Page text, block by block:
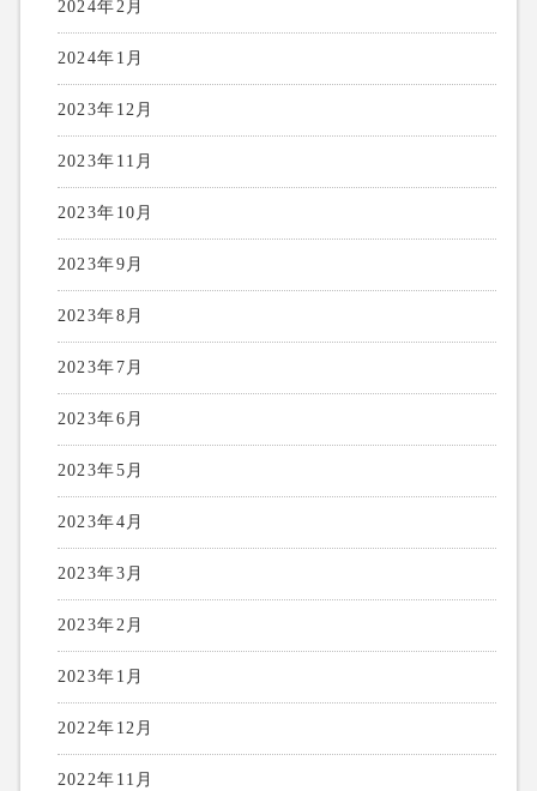
2024年2月
2024年1月
2023年12月
2023年11月
2023年10月
2023年9月
2023年8月
2023年7月
2023年6月
2023年5月
2023年4月
2023年3月
2023年2月
2023年1月
2022年12月
2022年11月